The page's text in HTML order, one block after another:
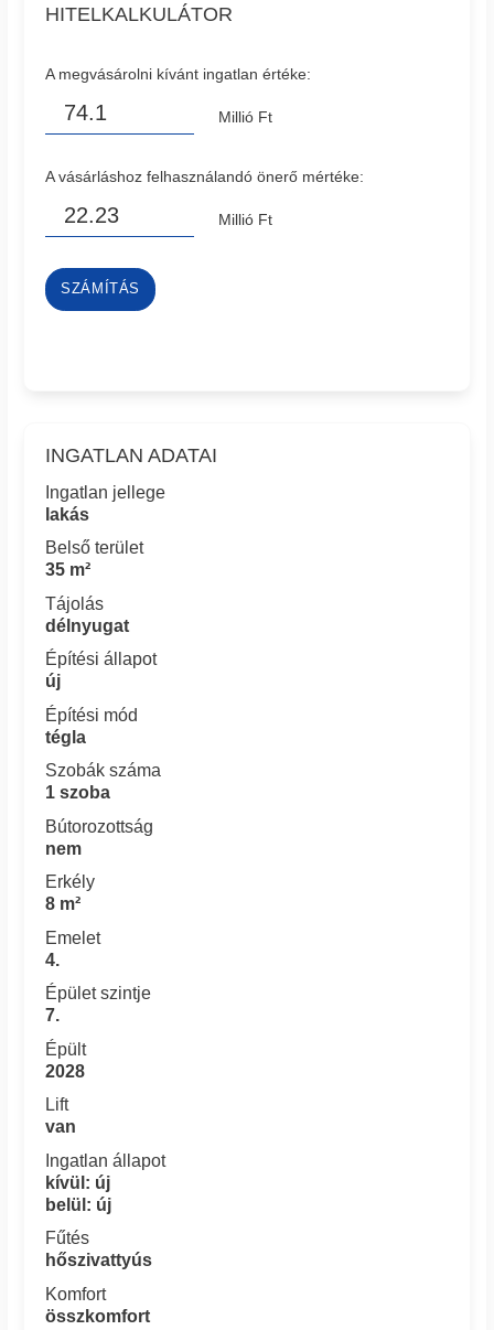
HITELKALKULÁTOR
A megvásárolni kívánt ingatlan értéke:
Millió Ft
A vásárláshoz felhasználandó önerő mértéke:
Millió Ft
SZÁMÍTÁS
INGATLAN ADATAI
Ingatlan jellege
lakás
Belső terület
35 m²
Tájolás
délnyugat
Építési állapot
új
Építési mód
tégla
Szobák száma
1 szoba
Bútorozottság
nem
Erkély
8 m²
Emelet
4.
Épület szintje
7.
Épült
2028
Lift
van
Ingatlan állapot
kívül: új
belül: új
Fűtés
hőszivattyús
Komfort
összkomfort